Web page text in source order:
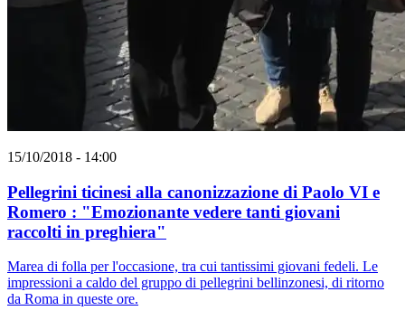
15/10/2018 - 14:00
Pellegrini ticinesi alla canonizzazione di Paolo VI e
Romero : "Emozionante vedere tanti giovani
raccolti in preghiera"
Marea di folla per l'occasione, tra cui tantissimi giovani fedeli. Le
impressioni a caldo del gruppo di pellegrini bellinzonesi, di ritorno
da Roma in queste ore.